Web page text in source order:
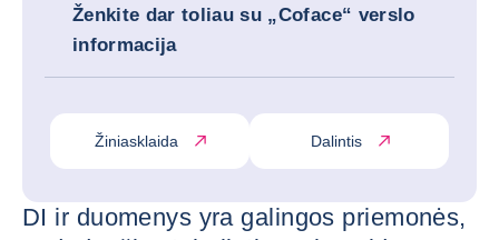
Ženkite dar toliau su „Coface“ verslo
informacija
Žiniasklaida Dalintis
DI ir duomenys yra galingos priemonės,